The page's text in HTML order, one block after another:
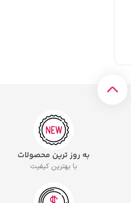
به روز ترین محصولات
با بهترین کیفیت